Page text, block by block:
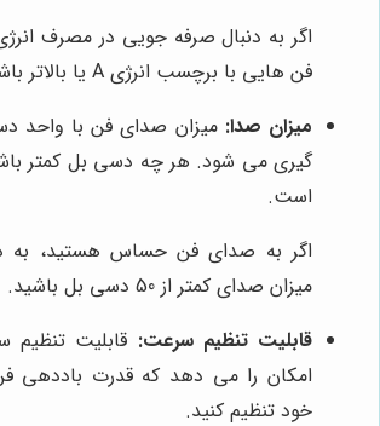
اگر به دنبال صرفه جویی در مصرف
فن هایی با برچسب انرژی A یا بالاتر باشید.
میزان صدا:
گیری می شود. هر چه دسی بل کمتر
است.
اگر به صدای فن حساس هستید، به
میزان صدای کمتر از 50 دسی بل باشید.
قابلیت تنظیم سرعت: قابلیت
امکان را می دهد که قدرت باددهی
خود تنظیم کنید.